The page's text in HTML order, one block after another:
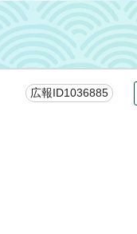
広報ID1036885